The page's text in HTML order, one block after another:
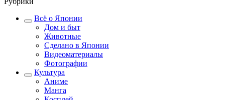
Всё о Японии
Дом и быт
Животные
Сделано в Японии
Видеоматериалы
Фотографии
Культура
Аниме
Манга